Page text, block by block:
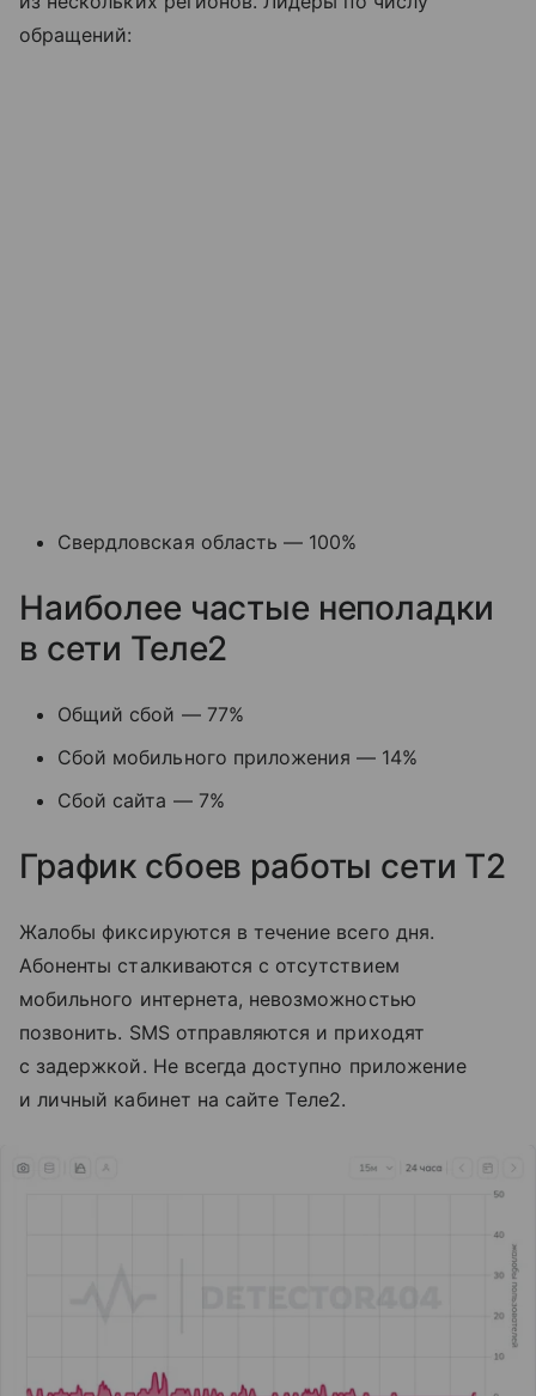
обращений:
Свердловская область — 100%
Наиболее частые неполадки
в сети Теле2
Общий сбой — 77%
Сбой мобильного приложения — 14%
Сбой сайта — 7%
График сбоев работы сети T2
Жалобы фиксируются в течение всего дня.
Абоненты сталкиваются с отсутствием
мобильного интернета, невозможностью
позвонить. SMS отправляются и приходят
с задержкой. Не всегда доступно приложение
и личный кабинет на сайте Tеле2.